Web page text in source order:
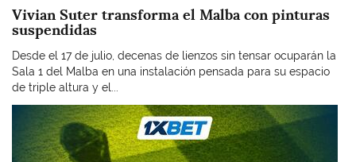
Vivian Suter transforma el Malba con pinturas
suspendidas
Desde el 17 de julio, decenas de lienzos sin tensar ocuparán la
Sala 1 del Malba en una instalación pensada para su espacio
de triple altura y el...
Imagen